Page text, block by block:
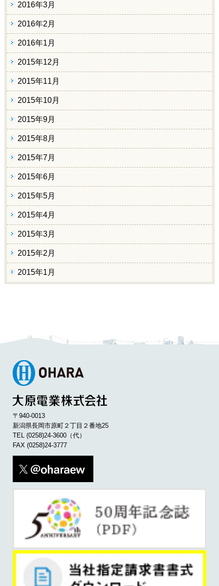
2016年3月
2016年2月
2016年1月
2015年12月
2015年11月
2015年10月
2015年9月
2015年8月
2015年7月
2015年6月
2015年5月
2015年4月
2015年3月
2015年2月
2015年1月
〒940-0013
新潟県長岡市原町２丁目２番地25
TEL(0258)24-3600 （代）
FAX (0258)24-3777